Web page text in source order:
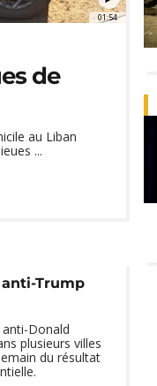
01:54
de
au Liban
...
Trump
Donald
plusieurs villes
du résultat